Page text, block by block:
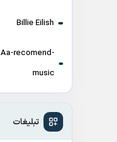
Billie Eilish
Aa-recomend-
music
تبلیغات